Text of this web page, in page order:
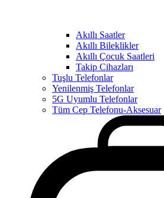
Akıllı Saatler
Akıllı Bileklikler
Akıllı Çocuk Saatleri
Takip Cihazları
Tuşlu Telefonlar
Yenilenmiş Telefonlar
5G Uyumlu Telefonlar
Tüm Cep Telefonu-Aksesuar